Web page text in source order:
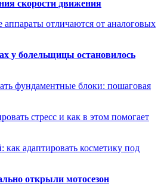
скорости движения
отличаются от аналоговых
у болельщицы остановилось
фундаментные блоки: пошаговая
стресс и как в этом помогает
адаптировать косметику под
открыли мотосезон